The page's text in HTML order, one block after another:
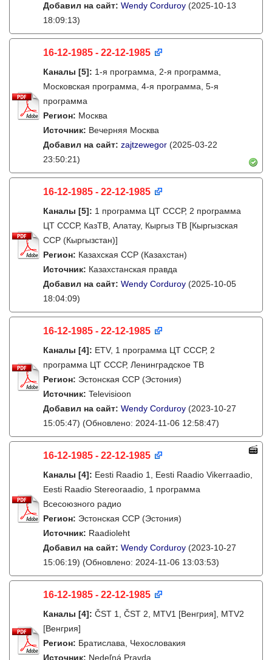
Добавил на сайт: Wendy Corduroy (2025-10-13
18:09:13)
16-12-1985 - 22-12-1985
Каналы [5]: 1-я программа, 2-я программа,
Московская программа, 4-я программа, 5-я
программа
Регион: Москва
Источник: Вечерняя Москва
Добавил на сайт: zajtzewegor (2025-03-22
23:50:21)
16-12-1985 - 22-12-1985
Каналы [5]: 1 программа ЦТ СССР, 2 программа
ЦТ СССР, КазТВ, Алатау, Кыргыз ТВ [Кыргызская
ССР (Кыргызстан)]
Регион: Казахская ССР (Казахстан)
Источник: Казахстанская правда
Добавил на сайт: Wendy Corduroy (2025-10-05
18:04:09)
16-12-1985 - 22-12-1985
Каналы [4]: ETV, 1 программа ЦТ СССР, 2
программа ЦТ СССР, Ленинградское ТВ
Регион: Эстонская ССР (Эстония)
Источник: Televisioon
Добавил на сайт: Wendy Corduroy (2023-10-27
15:05:47) (Обновлено: 2024-11-06 12:58:47)
16-12-1985 - 22-12-1985
Каналы [4]: Eesti Raadio 1, Eesti Raadio Vikerraadio,
Eesti Raadio Stereoraadio, 1 программа
Всесоюзного радио
Регион: Эстонская ССР (Эстония)
Источник: Raadioleht
Добавил на сайт: Wendy Corduroy (2023-10-27
15:06:19) (Обновлено: 2024-11-06 13:03:53)
16-12-1985 - 22-12-1985
Каналы [4]: ČST 1, ČST 2, MTV1 [Венгрия], MTV2
[Венгрия]
Регион: Братислава, Чехословакия
Источник: Nedeľná Pravda